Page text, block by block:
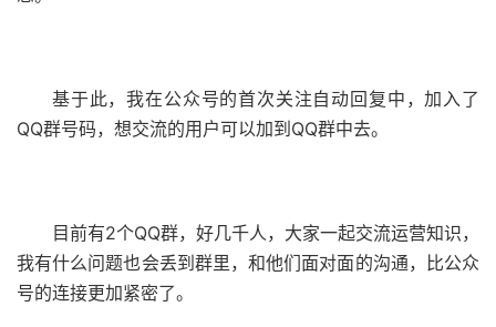
基于此，我在公众号的首次关注自动回复中，加入了
QQ群号码，想交流的用户可以加到QQ群中去。
目前有2个QQ群，好几千人，大家一起交流运营知识，
我有什么问题也会丢到群里，和他们面对面的沟通，比公众
号的连接更加紧密了。